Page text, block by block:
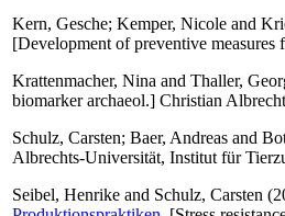
Kern, Gesche; Kemper, Nicole and
[Development of preventive
Krattenmacher, Nina and Thaller,
biomarker archaeol.] Christian
Schulz, Carsten; Baer, Andreas and
Albrechts-Universität, Institut für
Seibel, Henrike and Schulz, Carsten